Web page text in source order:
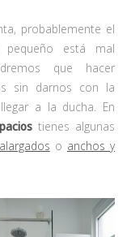
probablemente el
está mal
que hacer
sin darnos con la
a la ducha. En
tienes algunas
o anchos y